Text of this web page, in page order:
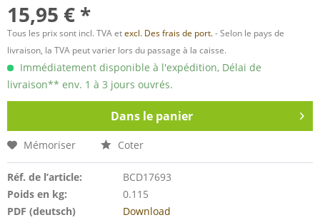
15,95 € *
Tous les prix sont incl. TVA etexcl. Des frais de port.- Selon le pays de
livraison, la TVA peut varier lors du passage à la caisse.
Immédiatement disponible à l'expédition, Délai de
livraison** env. 1 à 3 jours ouvrés.
Dans le panier
Mémoriser Coter
Réf. de l’article:
BCD17693
Poids en kg:
0.115
PDF (deutsch)
Download